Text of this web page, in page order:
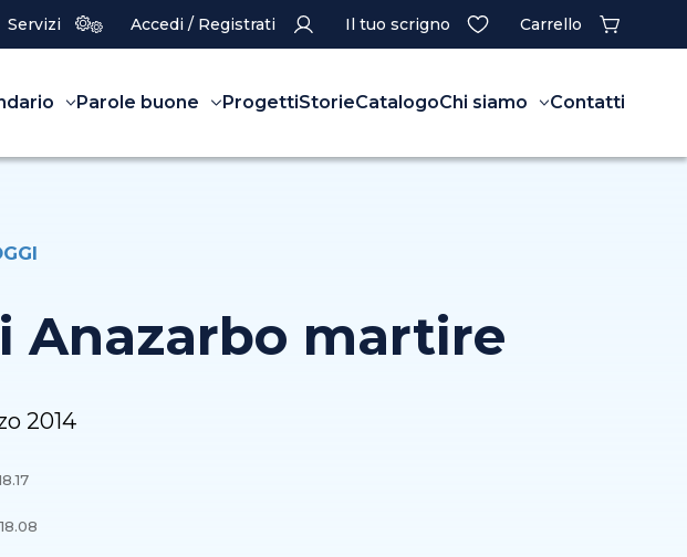
Servizi Accedi / Registrati Il tuo scrigno Carrello
Parole buone ProgettiStorieCatalogoChi siamo Contatti
Anazarbo martire
2014